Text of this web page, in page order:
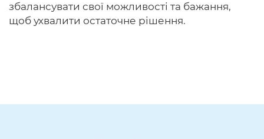
збалансувати свої можливості та бажання,
щоб ухвалити остаточне рішення.